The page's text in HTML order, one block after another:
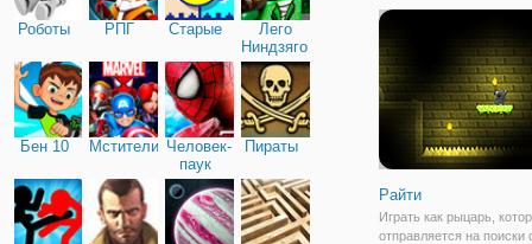
Роботы РПГ Старые
Лего
Ниндзяго
Бен 10 Мстители Человек-
паук
Пираты
стрелы, и даже
Райти
Играть как рыцарь,
отправляется на поиски